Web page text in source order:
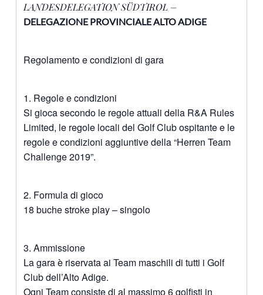
LANDESDELEGATION SÜDTIROL –
DELEGAZIONE PROVINCIALE ALTO ADIGE
Regolamento e condizioni di gara
1. Regole e condizioni
Si gioca secondo le regole attuali della R&A Rules
Limited, le regole locali del Golf Club ospitante e le
regole e condizioni aggiuntive della “Herren Team
Challenge 2019”.
2. Formula di gioco
18 buche stroke play – singolo
3. Ammissione
La gara è riservata ai Team maschili di tutti i Golf
Club dell’Alto Adige.
Ogni Team consiste di al massimo 6 golfisti in